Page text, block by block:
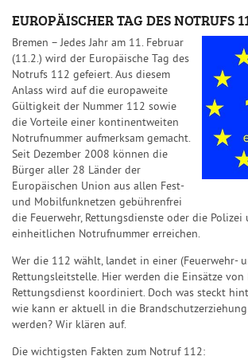
EUROPÄISCHER TAG DES NOTRUFS
Bremen – Jedes Jahr am 11. Februar
(11.2.) wird der Europäische Tag des
Notrufs 112 gefeiert. Aus diesem
Anlass wird auf die europaweite
Gültigkeit der Nummer 112 sowie
die Vorteile einer kontinentweiten
Notrufnummer aufmerksam gemacht.
Seit Dezember 2008 können die
Bürger aller 28 Länder der
Europäischen Union aus allen Fest-
und Mobilfunknetzen gebührenfrei
die Feuerwehr, Rettungsdienste oder die Polizei
einheitlichen Notrufnummer erreichen.
Wer die 112 wählt, landet in einer (Feuerwehr-
Rettungsleitstelle. Hier werden die Einsätze von
Rettungsdienst koordiniert. Doch was steckt
wie kann er aktuell in die
werden? Wir klären auf.
Die wichtigsten Fakten zum Notruf 112: